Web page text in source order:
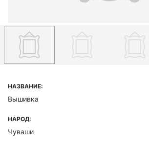
НАЗВАНИЕ:
Вышивка
НАРОД:
Чуваши